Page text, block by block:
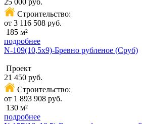
Строительство:
от 3 116 508 руб.
185 м²
подробнее
N-109(10,5х9)-Бревно рубленое (Сруб)
Проект
21 450 руб.
Строительство:
от 1 893 908 руб.
130 м²
подробнее